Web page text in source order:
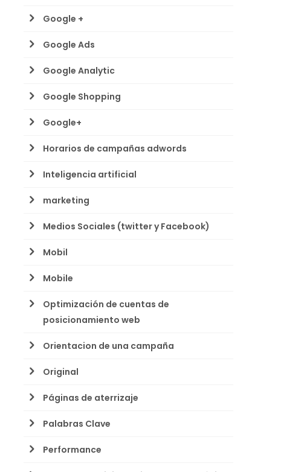
Google +
Google Ads
Google Analytic
Google Shopping
Google+
Horarios de campañas adwords
Inteligencia artificial
marketing
Medios Sociales (twitter y Facebook)
Mobil
Mobile
Optimización de cuentas de
posicionamiento web
Orientacion de una campaña
Original
Páginas de aterrizaje
Palabras Clave
Performance